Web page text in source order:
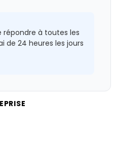
répondre à toutes les
de 24 heures les jours